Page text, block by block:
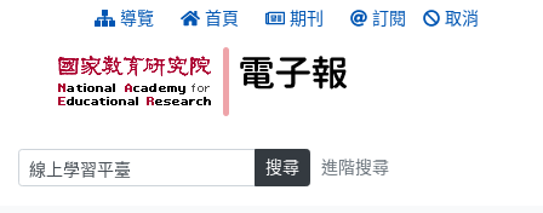
跳到主要內容 導覽 首頁 期刊 訂閱 取消
搜尋 搜尋 進階搜尋